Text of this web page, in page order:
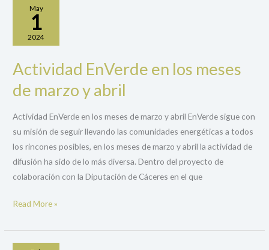
May
1
2024
Actividad EnVerde en los meses
de marzo y abril
Actividad EnVerde en los meses de marzo y abril EnVerde sigue con
su misión de seguir llevando las comunidades energéticas a todos
los rincones posibles, en los meses de marzo y abril la actividad de
difusión ha sido de lo más diversa. Dentro del proyecto de
colaboración con la Diputación de Cáceres en el que
Actividad
en
Read More »